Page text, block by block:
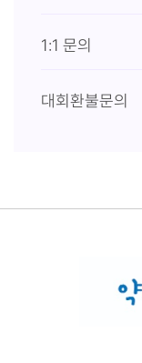
1:1 문의
대회환불문의